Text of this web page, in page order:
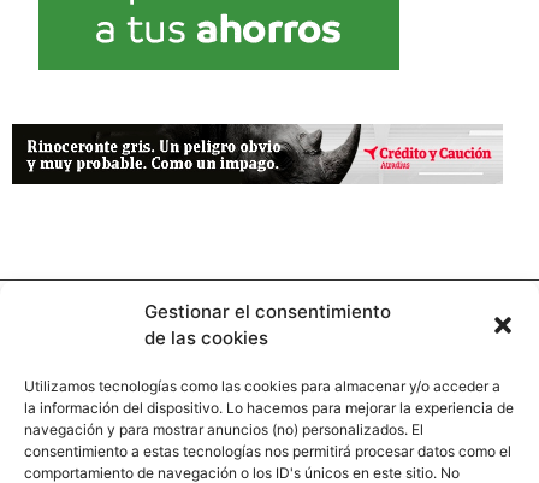
Gestionar el consentimiento
de las cookies
Utilizamos tecnologías como las cookies para almacenar y/o acceder a
la información del dispositivo. Lo hacemos para mejorar la experiencia de
navegación y para mostrar anuncios (no) personalizados. El
consentimiento a estas tecnologías nos permitirá procesar datos como el
comportamiento de navegación o los ID's únicos en este sitio. No
Contacto